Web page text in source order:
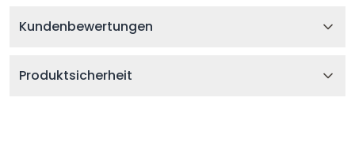
Kundenbewertungen
Produktsicherheit